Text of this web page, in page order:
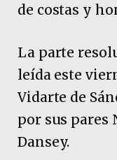
de costas y
La parte
leída este
Vidarte de
por sus pares
Dansey.